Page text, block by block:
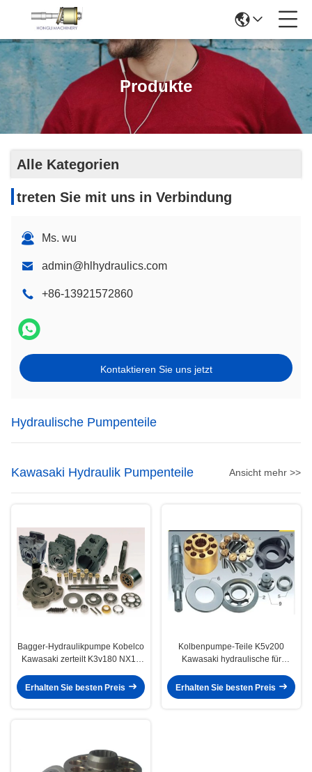
Produkte
Alle Kategorien
treten Sie mit uns in Verbindung
Ms. wu
admin@hlhydraulics.com
+86-13921572860
Kontaktieren Sie uns jetzt
Hydraulische Pumpenteile
Kawasaki Hydraulik Pumpenteile Ansicht mehr >>
Bagger-Hydraulikpumpe Kobelco
Kawasaki zerteilt K3v180 NX15
Erhalten Sie besten Preis
Kolbenpumpe-Teile K5v200
Kawasaki hydraulische für
Erhalten Sie besten Preis